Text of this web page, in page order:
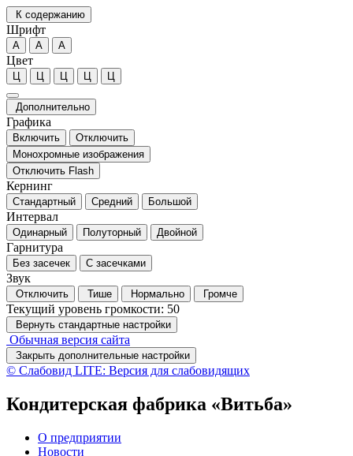
К содержанию
Шрифт
А А А
Цвет
Ц Ц Ц Ц Ц
Дополнительно
Графика
Включить
Отключить
Монохромные изображения
Отключить Flash
Кернинг
Стандартный Средний Большой
Интервал
Одинарный Полуторный Двойной
Гарнитура
Без засечек С засечками
Звук
Отключить Тише Нормально Громче
Текущий уровень громкости: 50
Вернуть стандартные настройки
Обычная версия сайта
Закрыть дополнительные настройки
© Слабовид LITE: Версия для слабовидящих
Кондитерская фабрика «Витьба»
O предприятии
Новости